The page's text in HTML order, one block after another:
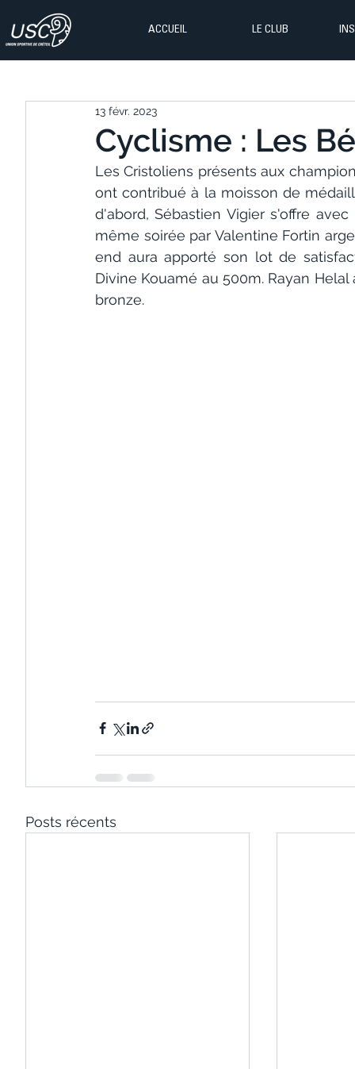
ACCUEIL LE CLUB
Cyclisme : Les
13 févr. 2023
Les Cristoliens présents aux
ont contribué à la moisson de
d'abord, Sébastien Vigier s'offre
même soirée par Valentine Fortin
end aura apporté son lot de
Divine Kouamé au 500m. Rayan
bronze.
Posts récents